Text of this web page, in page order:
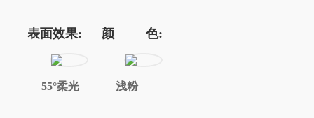
表面效果:
55°柔光
颜 色:
浅粉